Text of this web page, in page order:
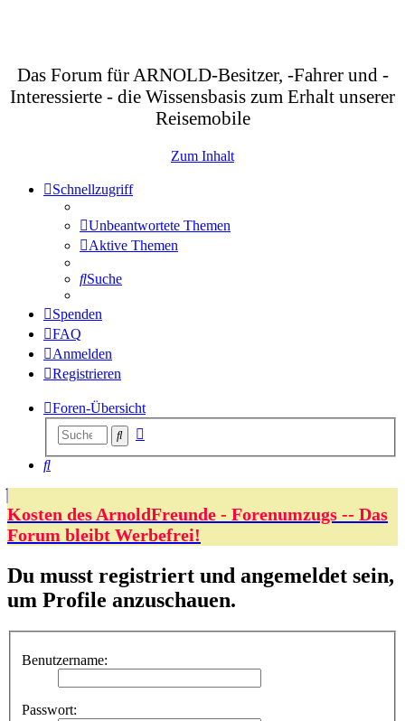
Das Forum für ARNOLD-Besitzer, -Fahrer und -
Interessierte - die Wissensbasis zum Erhalt unserer
Reisemobile
Zum Inhalt
Schnellzugriff
Unbeantwortete Themen
Aktive Themen
Suche
Spenden
FAQ
Anmelden
Registrieren
Foren-Übersicht
Suche
Suche
Kosten des ArnoldFreunde - Forenumzugs -- Das
Forum bleibt Werbefrei!
Du musst registriert und angemeldet sein,
um Profile anzuschauen.
Benutzername:
Passwort: